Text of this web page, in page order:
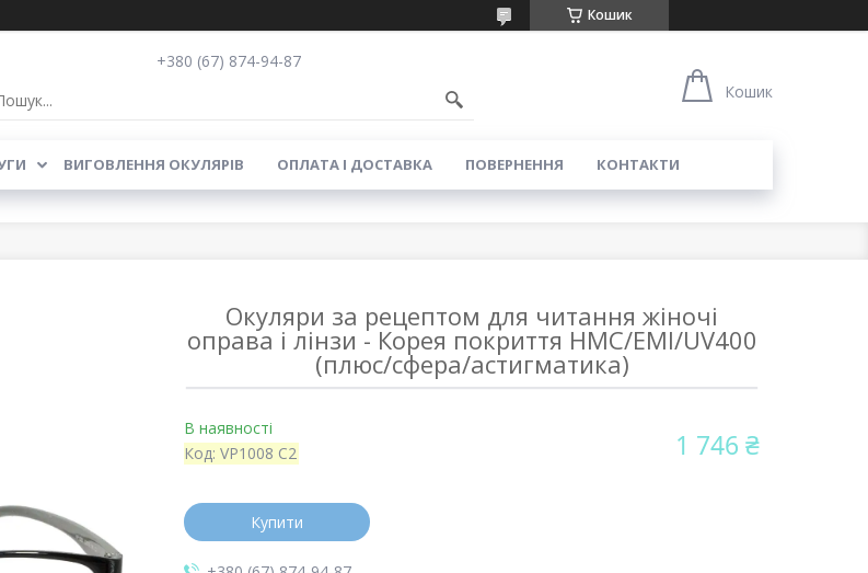
Кошик
+380 (67) 874-94-87
Кошик
ВИГОВЛЕННЯ ОКУЛЯРІВ ОПЛАТА І ДОСТАВКА ПОВЕРНЕННЯ КОНТАКТИ
Окуляри за рецептом для читання жіночі
оправа і лінзи - Корея покриття HMC/EMI/UV400
(плюс/сфера/астигматика)
В наявності
Код: VP1008 C2 1 746 ₴
Купити